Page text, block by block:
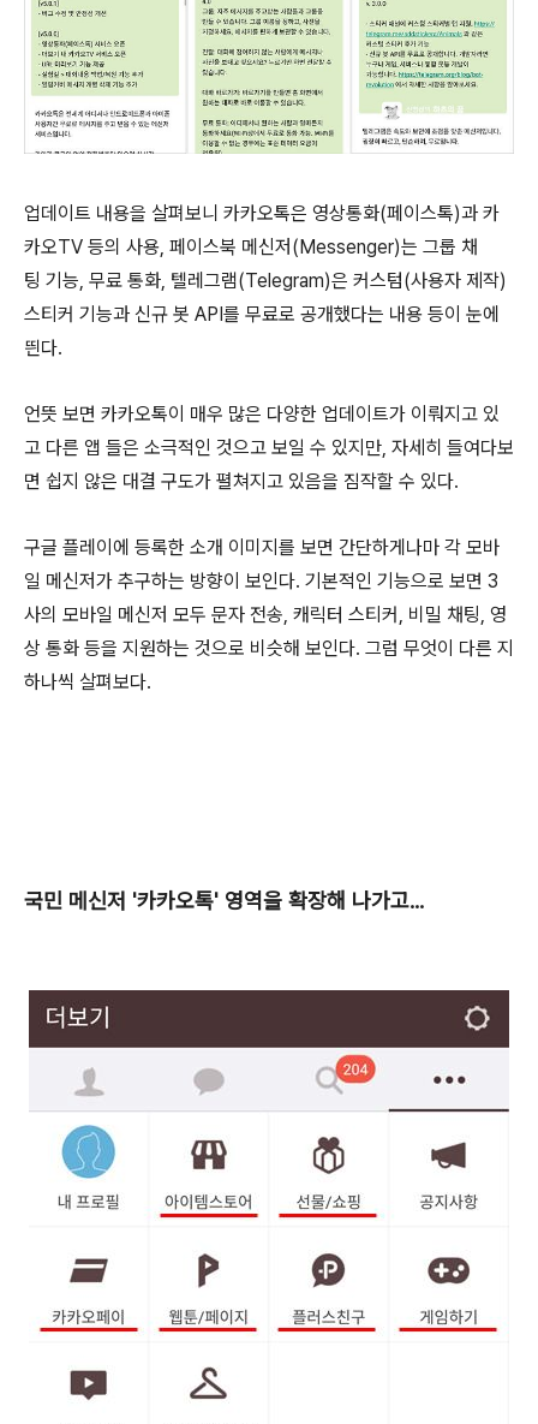
업데이트 내용을 살펴보니 카카오톡은 영상통화(페이스톡)과 카
카오TV 등의 사용, 페이스북 메신저(Messenger)는 그룹 채
팅 기능, 무료 통화, 텔레그램(Telegram)은 커스텀(사용자 제작)
스티커 기능과 신규 봇 API를 무료로 공개했다는 내용 등이 눈에
띈다.
언뜻 보면 카카오톡이 매우 많은 다양한 업데이트가 이뤄지고 있
고 다른 앱 들은 소극적인 것으고 보일 수 있지만, 자세히 들여다보
면 쉽지 않은 대결 구도가 펼쳐지고 있음을 짐작할 수 있다.
구글 플레이에 등록한 소개 이미지를 보면 간단하게나마 각 모바
일 메신저가 추구하는 방향이 보인다. 기본적인 기능으로 보면 3
사의 모바일 메신저 모두 문자 전송, 캐릭터 스티커, 비밀 채팅, 영
상 통화 등을 지원하는 것으로 비슷해 보인다. 그럼 무엇이 다른 지
하나씩 살펴보다.
국민 메신저 '카카오톡' 영역을 확장해 나가고...